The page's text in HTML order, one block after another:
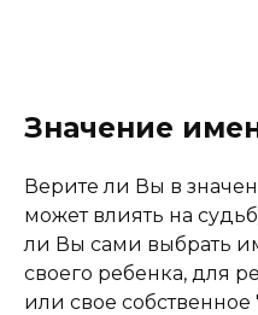
Значение
Верите ли Вы в
может влиять на
ли Вы сами выбрать
своего ребенка, для
или свое